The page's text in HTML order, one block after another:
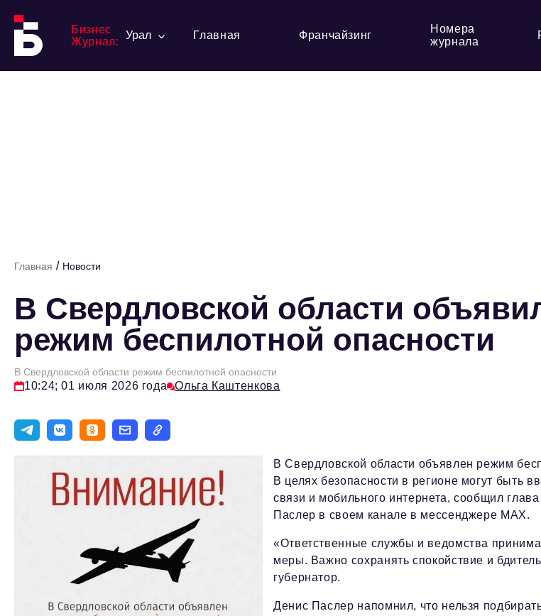
Бизнес
Журнал:
Урал Главная Франчайзинг
Номера
журнала
Главная / Новости
В Свердловской области
режим беспилотной опасности
В Свердловской области режим беспилотной опасности
10:24; 01 июля 2026 года Ольга Каштенкова
В Свердловской области объявлен режим
В целях безопасности в регионе могут быть
связи и мобильного интернета, сообщил
Паслер в своем канале в мессенджере MAX.
«Ответственные службы и ведомства
меры. Важно сохранять спокойствие и
губернатор.
Денис Паслер напомнил, что нельзя